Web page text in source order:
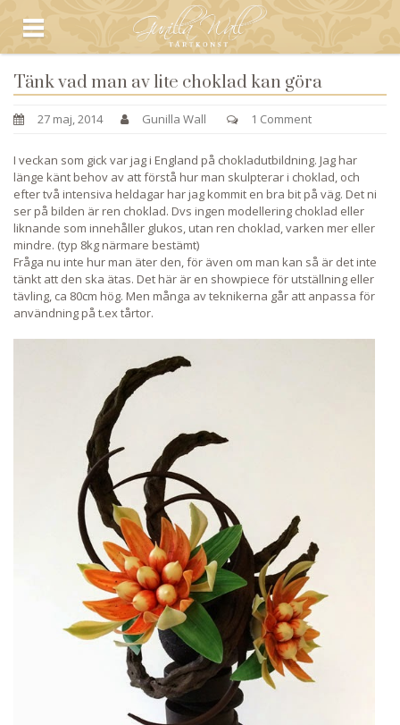
Tänk vad man av lite choklad kan göra
27 maj, 2014 Gunilla Wall 1 Comment
I veckan som gick var jag i England på chokladutbildning. Jag har
länge känt behov av att förstå hur man skulpterar i choklad, och
efter två intensiva heldagar har jag kommit en bra bit på väg. Det ni
ser på bilden är ren choklad. Dvs ingen modellering choklad eller
liknande som innehåller glukos, utan ren choklad, varken mer eller
mindre. (typ 8kg närmare bestämt)
Fråga nu inte hur man äter den, för även om man kan så är det inte
tänkt att den ska ätas. Det här är en showpiece för utställning eller
tävling, ca 80cm hög. Men många av teknikerna går att anpassa för
användning på t.ex tårtor.